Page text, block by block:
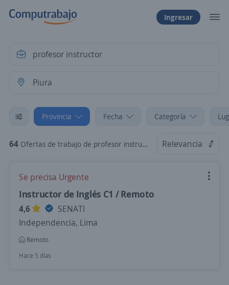
Ingresar
Provincia Fecha Categoría
64 Ofertas de trabajo de profesor instructor en Piura Relevancia
Se precisa Urgente
Instructor de Inglés C1 / Remoto
4,6
SENATI
Independencia, Lima
Remoto
Hace 5 días